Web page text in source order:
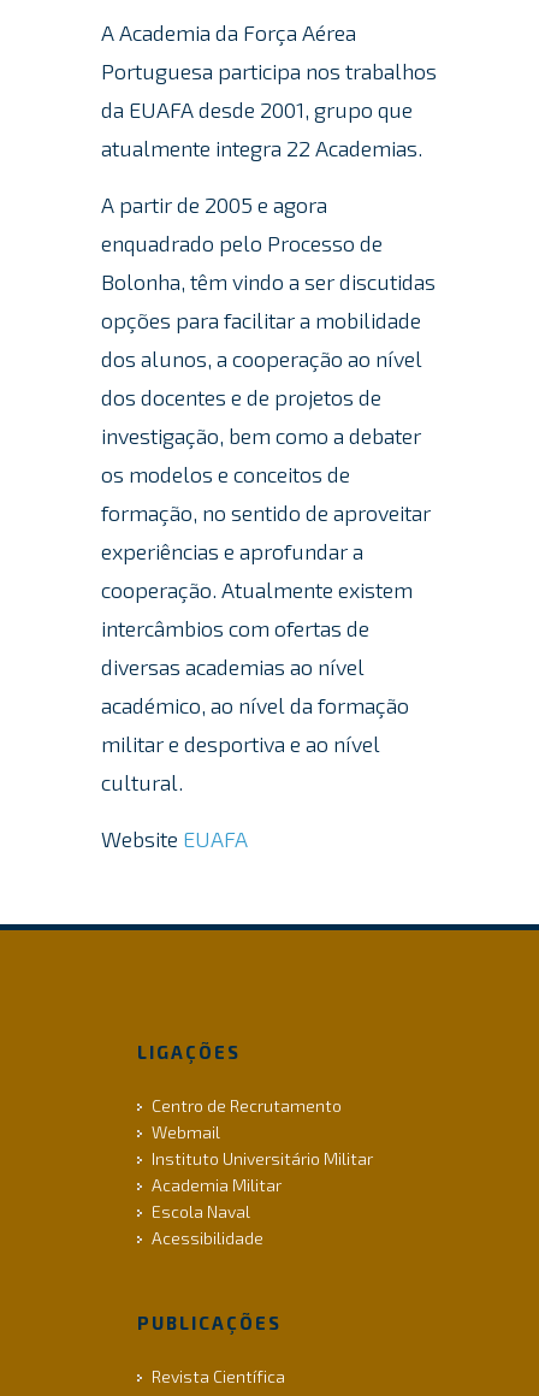
A Academia da Força Aérea
Portuguesa participa nos trabalhos
da EUAFA desde 2001, grupo que
atualmente integra 22 Academias.
A partir de 2005 e agora
enquadrado pelo Processo de
Bolonha, têm vindo a ser discutidas
opções para facilitar a mobilidade
dos alunos, a cooperação ao nível
dos docentes e de projetos de
investigação, bem como a debater
os modelos e conceitos de
formação, no sentido de aproveitar
experiências e aprofundar a
cooperação. Atualmente existem
intercâmbios com ofertas de
diversas academias ao nível
académico, ao nível da formação
militar e desportiva e ao nível
cultural.
Website EUAFA
LIGAÇÕES
Centro de Recrutamento
Webmail
Instituto Universitário Militar
Academia Militar
Escola Naval
Acessibilidade
PUBLICAÇÕES
Revista Científica